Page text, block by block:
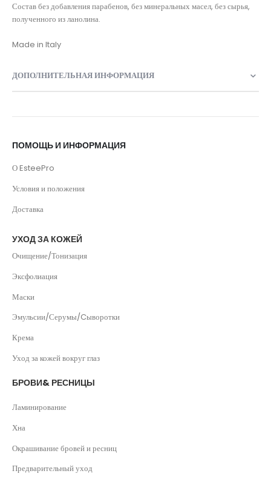
Состав без добавления парабенов, без минеральных масел, без сырья,
полученного из ланолина.
Made in Italy
ДОПОЛНИТЕЛЬНАЯ ИНФОРМАЦИЯ
ПОМОЩЬ И ИНФОРМАЦИЯ
О EsteePro
Условия и положения
Доставка
УХОД ЗА КОЖЕЙ
Очищение/Тонизация
Эксфолиация
Маски
Эмульсии/Серумы/Cыворотки
Крема
Уход за кожей вокруг глаз
БРОВИ& РЕСНИЦЫ
Ламинирование
Хна
Окрашивание бровей и ресниц
Предварительный уход